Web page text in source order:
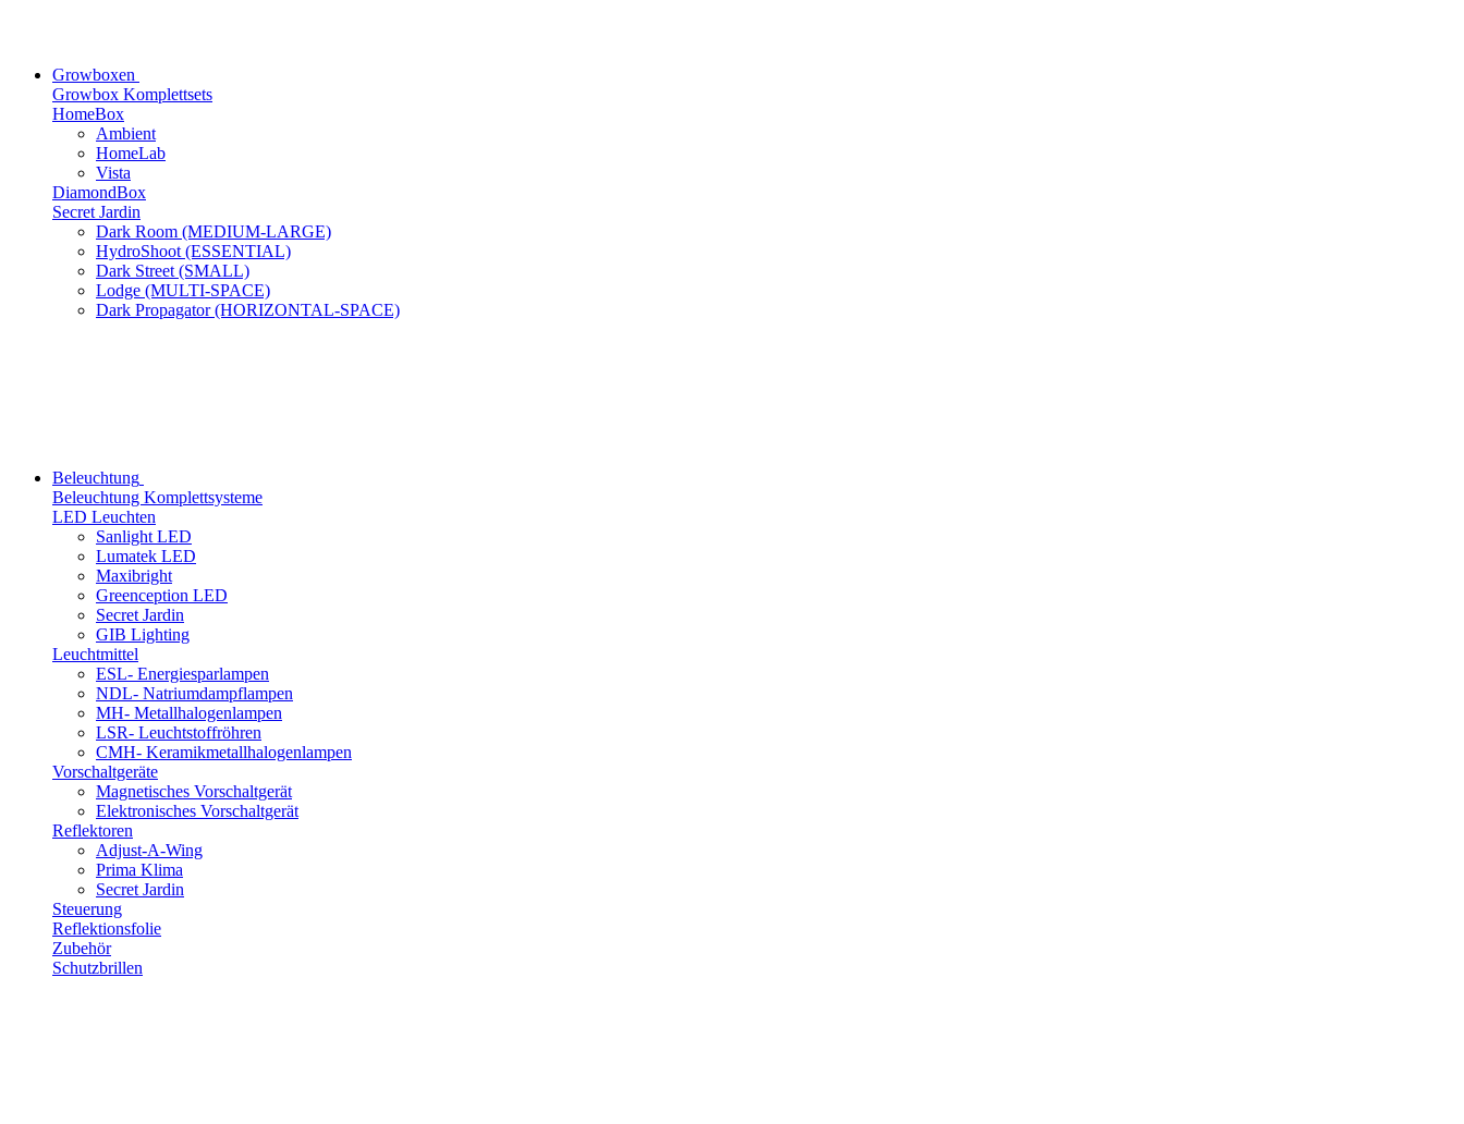
Growboxen
Growbox Komplettsets
HomeBox
Ambient
HomeLab
Vista
DiamondBox
Secret Jardin
Dark Room (MEDIUM-LARGE)
HydroShoot (ESSENTIAL)
Dark Street (SMALL)
Lodge (MULTI-SPACE)
Dark Propagator (HORIZONTAL-SPACE)
Beleuchtung
Beleuchtung Komplettsysteme
LED Leuchten
Sanlight LED
Lumatek LED
Maxibright
Greenception LED
Secret Jardin
GIB Lighting
Leuchtmittel
ESL- Energiesparlampen
NDL- Natriumdampflampen
MH- Metallhalogenlampen
LSR- Leuchtstoffröhren
CMH- Keramikmetallhalogenlampen
Vorschaltgeräte
Magnetisches Vorschaltgerät
Elektronisches Vorschaltgerät
Reflektoren
Adjust-A-Wing
Prima Klima
Secret Jardin
Steuerung
Reflektionsfolie
Zubehör
Schutzbrillen